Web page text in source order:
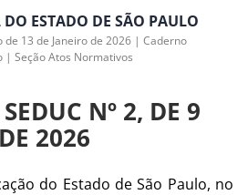
ESTADO DE SÃO PAULO
de 13 de Janeiro de 2026 | Caderno
| Seção Atos Normativos
Nº 2, DE 9
2026
do Estado de São Paulo, no